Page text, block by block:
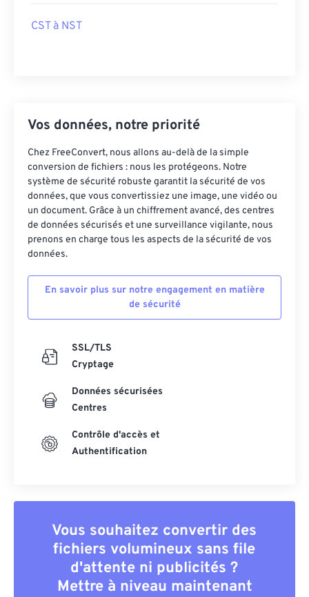
CST à NST
Vos données, notre priorité
Chez FreeConvert, nous allons au-delà de la simple
conversion de fichiers : nous les protégeons. Notre
système de sécurité robuste garantit la sécurité de vos
données, que vous convertissiez une image, une vidéo ou
un document. Grâce à un chiffrement avancé, des centres
de données sécurisés et une surveillance vigilante, nous
prenons en charge tous les aspects de la sécurité de vos
données.
En savoir plus sur notre engagement en matière
de sécurité
SSL/TLS
Cryptage
Données sécurisées
Centres
Contrôle d'accès et
Authentification
Vous souhaitez convertir des
fichiers volumineux sans file
d'attente ni publicités ?
Mettre à niveau maintenant